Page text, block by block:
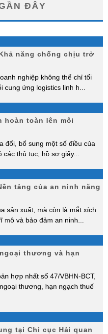
ĐÂY
năng chống chịu trở
nghiệp không thể chỉ tối
cung ứng logistics linh h
hoàn toàn lên môi
đổi, bổ sung một số điều của
các thủ tục, hồ sơ giấy...
tảng của an ninh năng
sản xuất, mà còn là mắt xích
mô và bảo đảm an ninh
thương và hạn
hợp nhất số 47/VBHN-BCT,
thương, hạn ngạch thuế
tại Chi cục Hải quan